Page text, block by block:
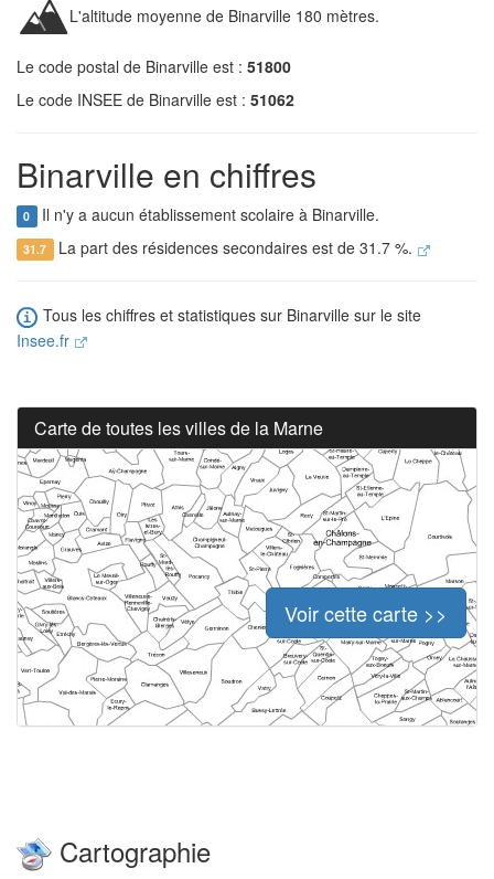
L'altitude moyenne de Binarville 180 mètres.
Le code postal de Binarville est : 51800
Le code INSEE de Binarville est : 51062
Binarville en chiffres
0 Il n'y a aucun établissement scolaire à Binarville.
31.7 La part des résidences secondaires est de 31.7 %.
Tous les chiffres et statistiques sur Binarville sur le site
Insee.fr
Carte de toutes les villes de la Marne
Voir cette carte >>
Cartographie